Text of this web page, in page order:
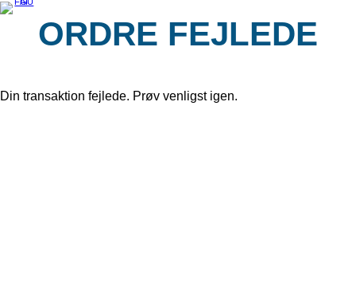
Spring
til
ORDRE FEJLEDE
Din transaktion fejlede. Prøv venligst igen.